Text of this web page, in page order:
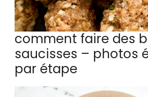
comment faire des
saucisses – photos
par étape